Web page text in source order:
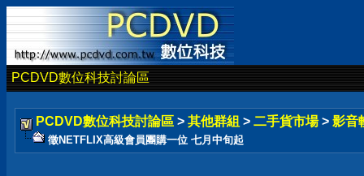
PCDVD數位科技討論區
PCDVD數位科技討論區 > 其他群組 > 二手貨市場 > 影音
徵NETFLIX高級會員團購一位 七月中旬起